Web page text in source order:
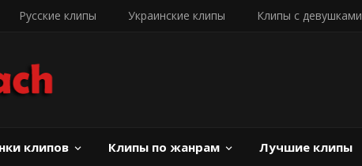
Русские клипы Украинские клипы Клипы с девушками
клипов Клипы по жанрам Лучшие клипы